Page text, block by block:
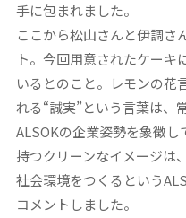
手に包まれました。
ここから松山さんと伊調さ
ト。今回用意されたケーキ
いるとのこと。レモンの花
れる“誠実”という言葉は、
ALSOKの企業姿勢を象徴
持つクリーンなイメージは
社会環境をつくるという
コメントしました。